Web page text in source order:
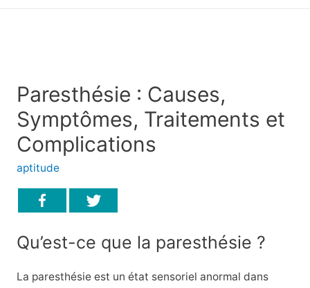
Paresthésie : Causes,
Symptômes, Traitements et
Complications
aptitude
Qu’est-ce que la paresthésie ?
La paresthésie est un état sensoriel anormal dans